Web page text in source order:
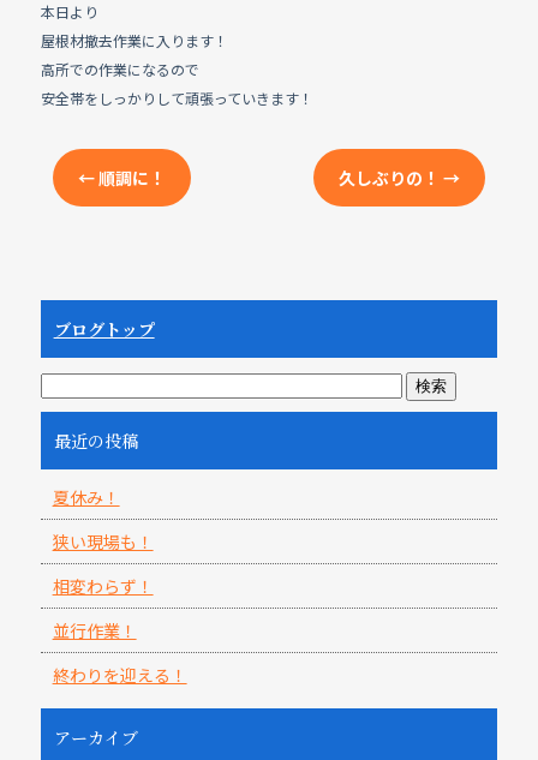
本日より
屋根材撤去作業に入ります！
高所での作業になるので
安全帯をしっかりして頑張っていきます！
←順調に！ 久しぶりの！→
ブログトップ
最近の投稿
夏休み！
狭い現場も！
相変わらず！
並行作業！
終わりを迎える！
アーカイブ